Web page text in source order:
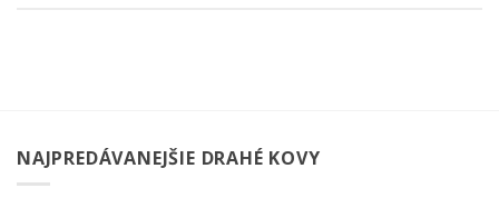
NAJPREDÁVANEJŠIE DRAHÉ KOVY